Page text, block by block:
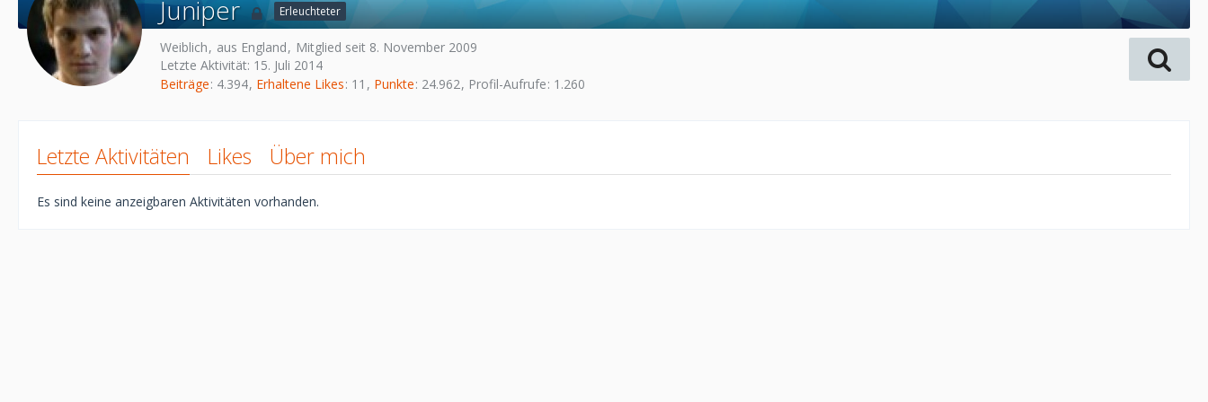
Juniper Erleuchteter
Weiblich aus England
Mitglied seit 8. November 2009
Letzte Aktivität: 15. Juli 2014
Beiträge 4.394 Erhaltene Likes 11 Punkte 24.962 Profil-Aufrufe 1.260
Letzte Aktivitäten Likes Über mich
Es sind keine anzeigbaren Aktivitäten vorhanden.